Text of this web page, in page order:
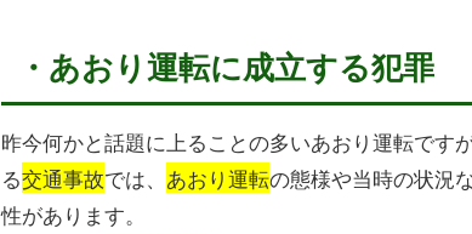
・あおり運転に成立する犯罪
昨今何かと話題に上ることの多いあおり運転ですが
る交通事故では、 あおり運転の態様や当時の状況
性があります。